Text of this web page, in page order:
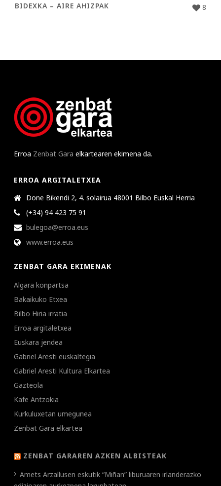
8
BIDEXKA – AIRE AHIZPAK
Erroa Zenbat Gara elkartearen ekimena da.
ERROA ARGITALETXEA
Done Bikendi 2, 4. solairua 48001 Bilbo Euskal Herria
(+34) 94 423 75 91
bulegoa@erroa.eus
www.erroa.eus
ZENBAT GARA EKIMENAK
Algara konpartsa
Bakaikuko Etxea
Bilbo Hiria irratia
Erroa argitaletxea
Euskara jendea
Gabriel Aresti euskaltegia
Gabriel Aresti Kultura Elkartea
Gazteola
Kafe Antzokia
Kurkuluxetan umegunea
Zenbat Gara elkartea
ZENBAT GARAREN AZKEN ALBISTEAK
Amets Arzallusen eskutik “Miñan” liburuaren irlanderazko